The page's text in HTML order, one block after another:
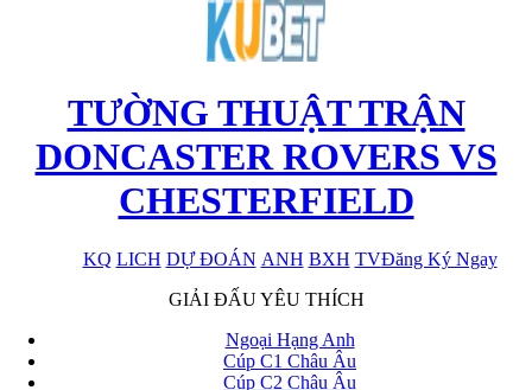
TƯỜNG THUẬT TRẬN
DONCASTER ROVERS VS
CHESTERFIELD
KQ LICH DỰ ĐOÁN ANH BXH TVĐăng Ký Ngay
x
GIẢI ĐẤU YÊU THÍCH
Ngoại Hạng Anh
Cúp C1 Châu Âu
Cúp C2 Châu Âu